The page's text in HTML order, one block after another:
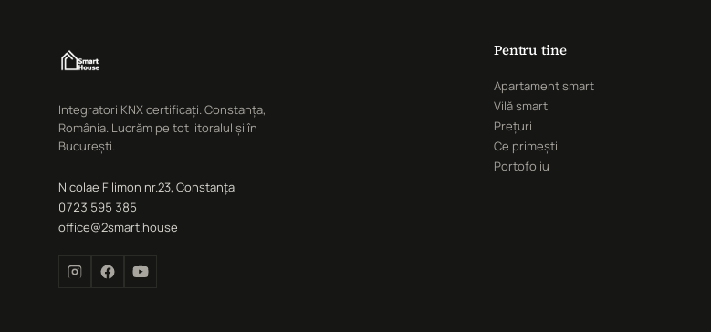
Integratori KNX certificați. Constanța,
România. Lucrăm pe tot litoralul și în
București.
Nicolae Filimon nr.23, Constanța
0723 595 385
office@2smart.house
Pentru tine
Apartament smart
Vilă smart
Prețuri
Ce primești
Portofoliu